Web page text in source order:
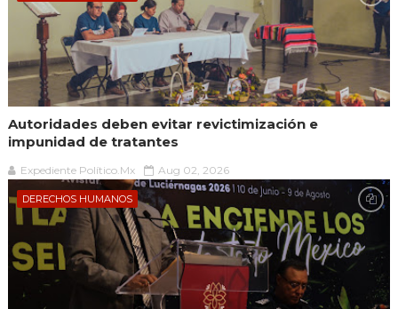
Autoridades deben evitar revictimización e
impunidad de tratantes
Expediente Político.Mx Aug 02, 2026
DERECHOS HUMANOS